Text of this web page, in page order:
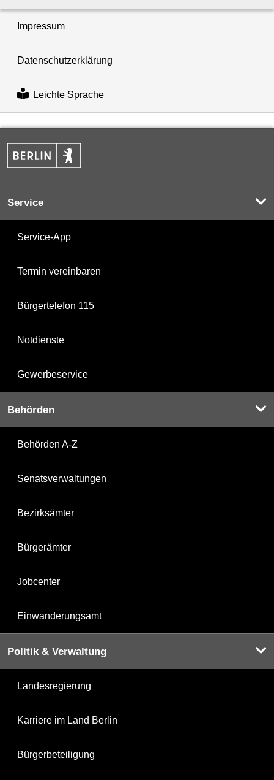
Impressum
Datenschutzerklärung
Leichte Sprache
Service
Service-App
Termin vereinbaren
Bürgertelefon 115
Notdienste
Gewerbeservice
Behörden
Behörden A-Z
Senatsverwaltungen
Bezirksämter
Bürgerämter
Jobcenter
Einwanderungsamt
Politik & Verwaltung
Landesregierung
Karriere im Land Berlin
Bürgerbeteiligung